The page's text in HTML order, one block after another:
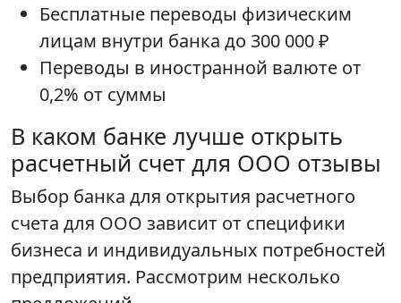
Бесплатные переводы физическим
лицам внутри банка до 300 000 ₽
Переводы в иностранной валюте от
0,2% от суммы
В каком банке лучше открыть
расчетный счет для ООО отзывы
Выбор банка для открытия расчетного
счета для ООО зависит от специфики
бизнеса и индивидуальных потребностей
предприятия. Рассмотрим несколько